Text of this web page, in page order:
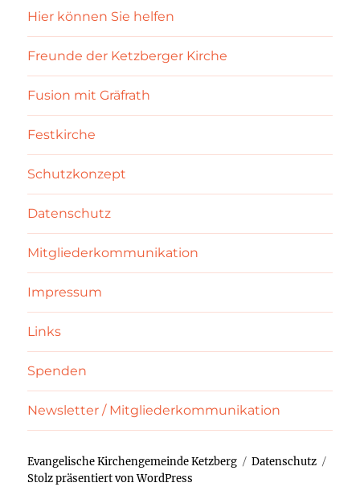
Hier können Sie helfen
Freunde der Ketzberger Kirche
Fusion mit Gräfrath
Festkirche
Schutzkonzept
Datenschutz
Mitgliederkommunikation
Impressum
Links
Spenden
Newsletter / Mitgliederkommunikation
Evangelische Kirchengemeinde Ketzberg
Datenschutz
Stolz präsentiert von WordPress